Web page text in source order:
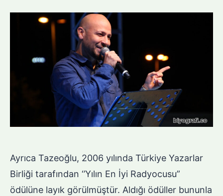
Ayrıca Tazeoğlu, 2006 yılında Türkiye Yazarlar
Birliği tarafından ‘’Yılın En İyi Radyocusu”
ödülüne layık görülmüştür. Aldığı ödüller bununla